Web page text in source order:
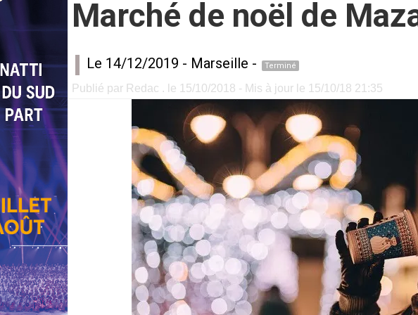
Marché de noël de
Le 14/12/2019 - Marseille - Terminé
Publié par Redac . le 15/10/2018 - Mis à jour le 15/10/18 21:35